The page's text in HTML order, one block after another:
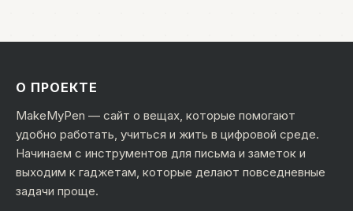
О ПРОЕКТЕ
MakeMyPen — сайт о вещах, которые помогают
удобно работать, учиться и жить в цифровой среде.
Начинаем с инструментов для письма и заметок и
выходим к гаджетам, которые делают повседневные
задачи проще.